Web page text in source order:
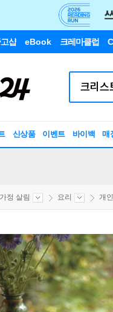
샵 eBook 크레마클럽
신상품 이벤트 바이백 매
가정 살림 요리 개